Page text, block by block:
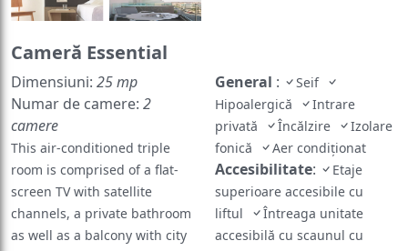
Cameră Essential
Dimensiuni: 25 mp
Numar de camere: 2
camere
This air-conditioned triple
room is comprised of a flat-
screen TV with satellite
channels, a private bathroom
as well as a balcony with city
General :
Seif
Hipoalergică
Intrare
privată
Încălzire
Izolare
fonică
Aer condiţionat
Accesibilitate:
Etaje
superioare accesibile cu
liftul
Întreaga unitate
accesibilă cu scaunul cu